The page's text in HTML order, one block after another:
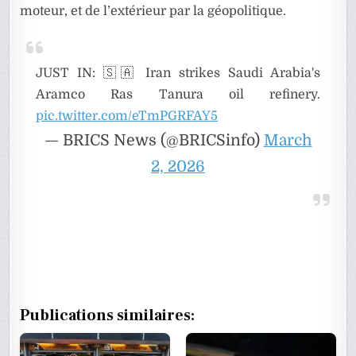
moteur, et de l’extérieur par la géopolitique.
JUST IN: 🇸🇦 Iran strikes Saudi Arabia's
Aramco Ras Tanura oil refinery.
pic.twitter.com/eTmPGRFAY5
— BRICS News (@BRICSinfo) March
2, 2026
Publications similaires: